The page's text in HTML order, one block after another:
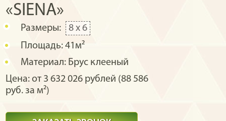
«SIENA»
Размеры:
8 х 6
Площадь:41м²
Материал: Брус клееный
Цена: от 3 632 026 рублей (88 586
руб. за м²)